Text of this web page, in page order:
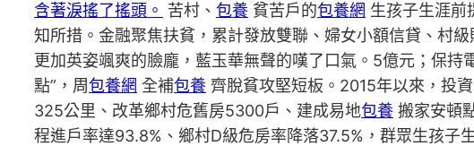
含著淚搖了搖頭。 苦村、 包養 貧苦戶的包養網 生孩子生涯前
知所措。金融聚焦扶貧，累計發放雙聯、婦女小額信貸、村
更加英姿颯爽的臉龐，藍玉華無聲的嘆了口氣。5億元；保持
點”，周包養網 全補包養 齊脫貧攻堅短板。2015年以來，投
325公里、改革鄉村危舊房5300戶、建成易地包養 搬家安頓
程進戶率達93.8%、鄉村D級危房率降落37.5%，群眾生孩子